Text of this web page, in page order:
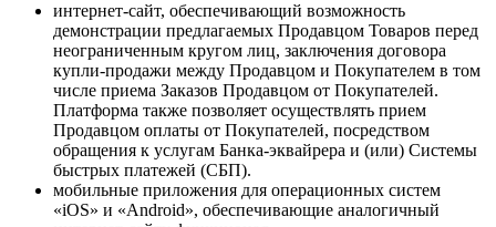
интернет-сайт, обеспечивающий возможность
демонстрации предлагаемых Продавцом Товаров перед
неограниченным кругом лиц, заключения договора
купли-продажи между Продавцом и Покупателем в том
числе приема Заказов Продавцом от Покупателей.
Платформа также позволяет осуществлять прием
Продавцом оплаты от Покупателей, посредством
обращения к услугам Банка-эквайрера и (или) Системы
быстрых платежей (СБП).
мобильные приложения для операционных систем
«iOS» и «Android», обеспечивающие аналогичный